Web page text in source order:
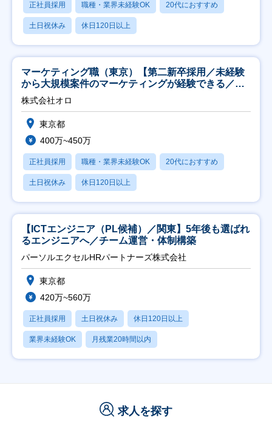
正社員採用 職種・業界未経験OK 20代におすすめ
土日祝休み 休日120日以上
マーケティング職（東京）【第二新卒採用／未経験
から大規模案件のマーケティングが経験できる／研
修充実】
株式会社オロ
東京都
400万~450万
正社員採用 職種・業界未経験OK 20代におすすめ
土日祝休み 休日120日以上
【ICTエンジニア（PL候補）／関東】5年後も選ばれ
るエンジニアへ／チーム運営・体制構築
パーソルエクセルHRパートナーズ株式会社
東京都
420万~560万
正社員採用 土日祝休み 休日120日以上
業界未経験OK 月残業20時間以内
求人を探す